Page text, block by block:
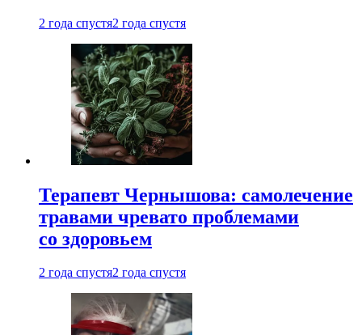
2 года спустя2 года спустя
Терапевт Чернышова: самолечение
травами чревато проблемами
со здоровьем
2 года спустя2 года спустя